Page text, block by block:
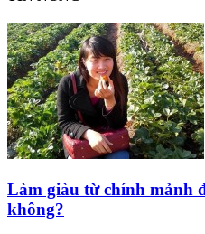
Làm giàu từ chính mảnh
không?